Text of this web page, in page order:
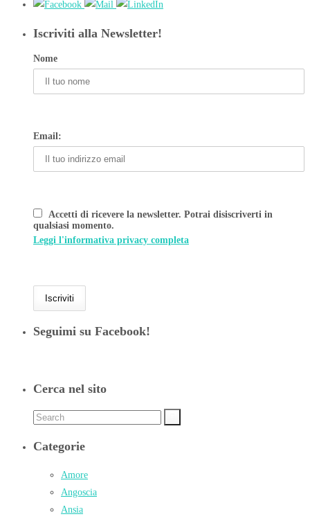
Iscriviti alla Newsletter!
Nome
Email:
Accetti di ricevere la newsletter. Potrai disiscriverti in
qualsiasi momento.
Leggi l'informativa privacy completa
Seguimi su Facebook!
Cerca nel sito
Categorie
Amore
Angoscia
Ansia